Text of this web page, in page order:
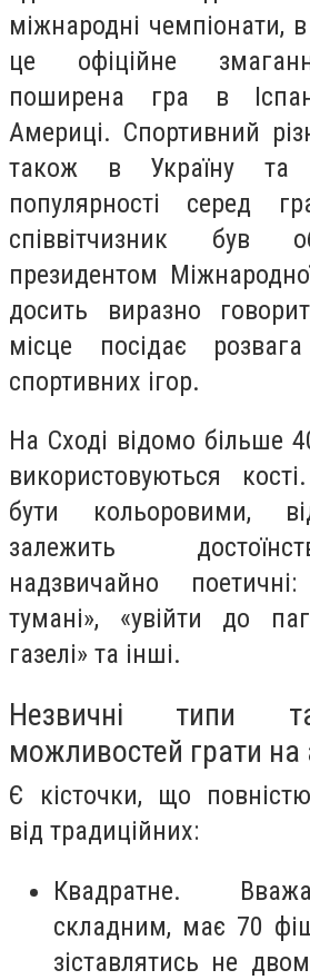
міжнародні чемпіонати,
це офіційне
поширена гра в
Америці. Спортивний
також в Україну та
популярності серед
співвітчизник був
президентом
досить виразно
місце посідає
спортивних ігор.
На Сході відомо більше
використовуються
бути кольоровими,
залежить
надзвичайно
тумані», «увійти до
газелі» та інші.
Незвичні типи
можливостей грати на
Є кісточки, що повністю
від традиційних:
Квадратне.
складним, має 70
зіставлятись не